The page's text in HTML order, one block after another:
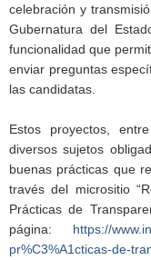
celebración y
Gubernatura del
funcionalidad que
enviar preguntas
las candidatas.
Estos proyectos,
diversos sujetos
buenas prácticas que
través del micrositio
Prácticas de
página: https://
pr%C3%A1cticas-de-